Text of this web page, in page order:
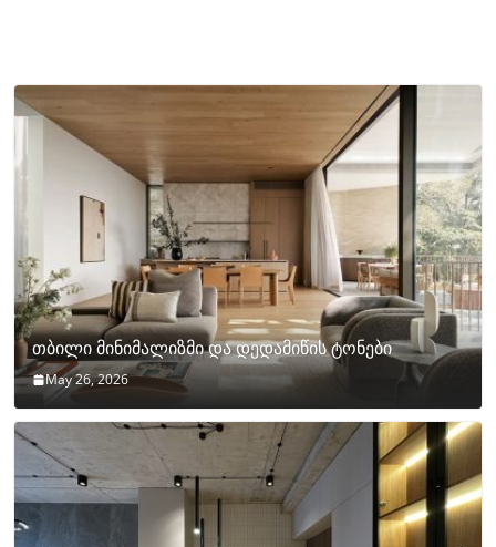
თბილი მინიმალიზმი და დედამიწის ტონები
May 26, 2026